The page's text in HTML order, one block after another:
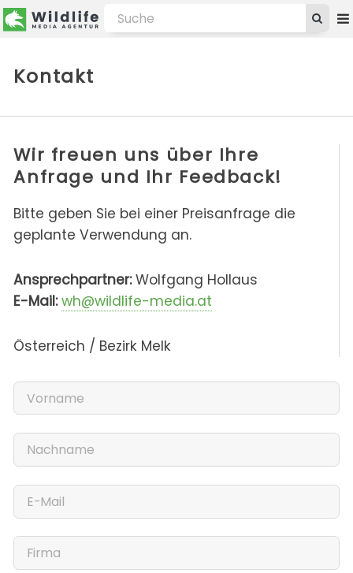
Kontakt
Wir freuen uns über Ihre
Anfrage und Ihr Feedback!
Bitte geben Sie bei einer Preisanfrage die
geplante Verwendung an.
Ansprechpartner:Wolfgang Hollaus
E-Mail: wh@wildlife-media.at
Österreich / Bezirk Melk